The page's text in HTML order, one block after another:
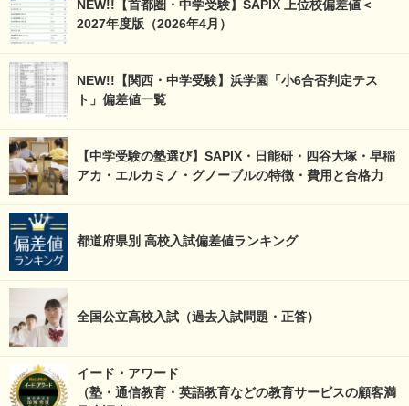
NEW!!【首都圏・中学受験】SAPIX 上位校偏差値＜
2027年度版（2026年4月）
NEW!!【関西・中学受験】浜学園「小6合否判定テス
ト」偏差値一覧
【中学受験の塾選び】SAPIX・日能研・四谷大塚・早稲
アカ・エルカミノ・グノーブルの特徴・費用と合格力
都道府県別 高校入試偏差値ランキング
全国公立高校入試（過去入試問題・正答）
イード・アワード
（塾・通信教育・英語教育などの教育サービスの顧客満